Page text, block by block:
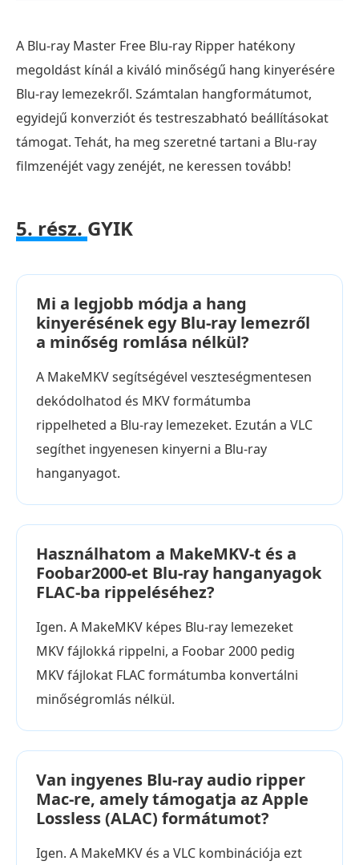
A Blu-ray Master Free Blu-ray Ripper hatékony
megoldást kínál a kiváló minőségű hang kinyerésére
Blu-ray lemezekről. Számtalan hangformátumot,
egyidejű konverziót és testreszabható beállításokat
támogat. Tehát, ha meg szeretné tartani a Blu-ray
filmzenéjét vagy zenéjét, ne keressen tovább!
5. rész. GYIK
Mi a legjobb módja a hang
kinyerésének egy Blu-ray lemezről
a minőség romlása nélkül?
A MakeMKV segítségével veszteségmentesen
dekódolhatod és MKV formátumba
rippelheted a Blu-ray lemezeket. Ezután a VLC
segíthet ingyenesen kinyerni a Blu-ray
hanganyagot.
Használhatom a MakeMKV-t és a
Foobar2000-et Blu-ray hanganyagok
FLAC-ba rippeléséhez?
Igen. A MakeMKV képes Blu-ray lemezeket
MKV fájlokká rippelni, a Foobar 2000 pedig
MKV fájlokat FLAC formátumba konvertálni
minőségromlás nélkül.
Van ingyenes Blu-ray audio ripper
Mac-re, amely támogatja az Apple
Lossless (ALAC) formátumot?
Igen. A MakeMKV és a VLC kombinációja ezt